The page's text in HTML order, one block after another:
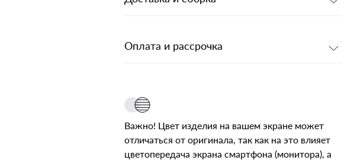
Оплата и рассрочка
Важно! Цвет изделия на вашем экране может
отличаться от оригинала, так как на это влияет
цветопередача экрана смартфона (монитора), а